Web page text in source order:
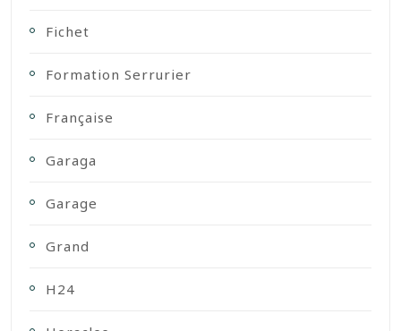
Fichet
Formation Serrurier
Française
Garaga
Garage
Grand
H24